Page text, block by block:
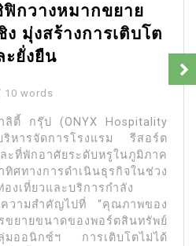
กวางหมากขยาย
มุ่งสร้างการเติบโต
ยั่งยืน
10 words
ตี้ กรุ๊ป (ONYX Hospitality
หารจัดการโรงแรม รีสอร์ต
ะที่พักอาศัยระดับหรูในภูมิภาค
ทางการดำเนินธุรกิจในช่วง
งเที่ยวและบริการกำลัง
วามสำคัญไปที่ “คุณภาพของ
ขยายขนาดของพอร์ตสินทรัพย์
ลุ่มออนิกซ์ฯ การเติบโตไม่ได้